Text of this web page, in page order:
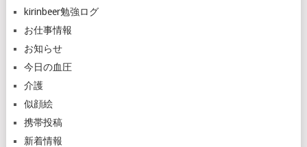
kirinbeer勉強ログ
お仕事情報
お知らせ
今日の血圧
介護
似顔絵
携帯投稿
新着情報